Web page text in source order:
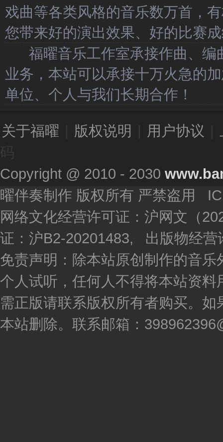
戏曲等各类风格的音乐数万首，
您带来好的演出效果、好的比赛
福曜音乐工作室承接作曲、编
业务，本站可以承接十万火急的
单位、个人与我们长期合作！
关于福曜 版权说明 用户协议
Copyright @ 2010 - 2030
曜伴奏制作 版权所有 严禁盗用
网络文化经营许可证：沪网文（
证：沪B2-20201483, 出版物经营
免责声明：除本站原创制作的音
个人试听，任何人不得将本站资
需正版请联系版权所有者购买。
本站删除。联系邮箱：